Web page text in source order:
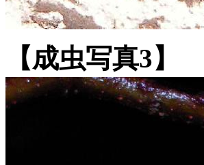
【成虫写真3】